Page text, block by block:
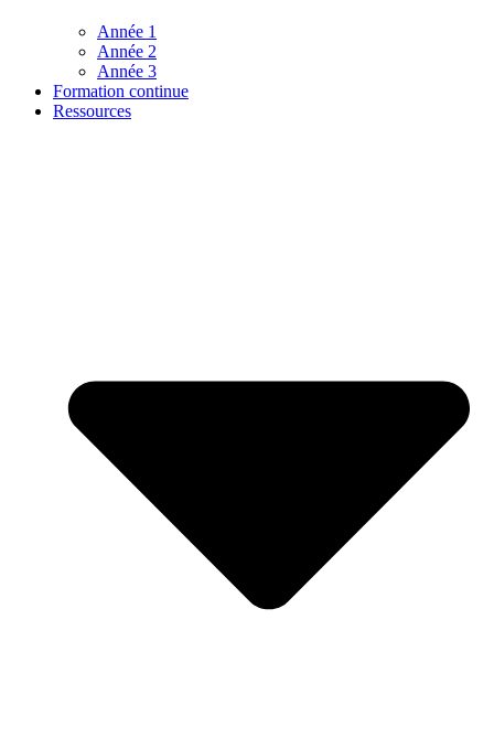
Année 1
Année 2
Année 3
Formation continue
Ressources